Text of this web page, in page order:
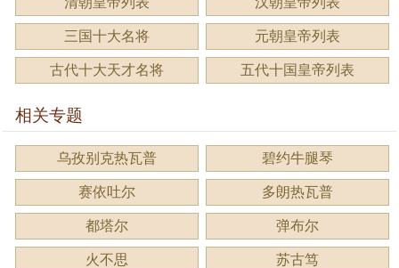
三国十大名将 元朝皇帝列表
古代十大天才名将 五代十国皇帝列表
相关专题
乌孜别克热瓦普 碧约牛腿琴
赛依吐尔 多朗热瓦普
都塔尔 弹布尔
火不思 苏古笃